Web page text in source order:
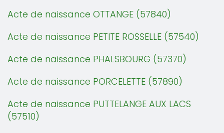
Acte de naissance OTTANGE (57840)
Acte de naissance PETITE ROSSELLE (57540)
Acte de naissance PHALSBOURG (57370)
Acte de naissance PORCELETTE (57890)
Acte de naissance PUTTELANGE AUX LACS
(57510)